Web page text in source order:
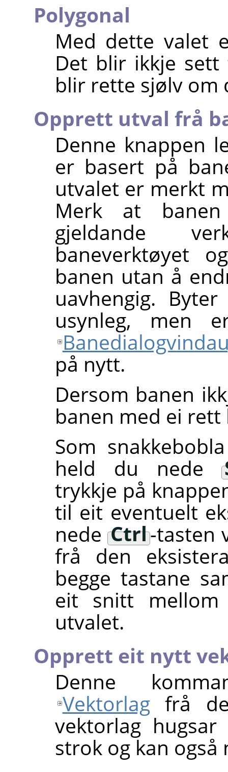
Polygonal
Med dette valet
Det blir ikkje sett
blir rette sjølv om
Opprett utval frå
Denne knappen
er basert på
utvalet er merkt
Merk at
gjeldande
baneverktøyet
banen utan å
uavhengig.
usynleg, men
på nytt.
Dersom banen
banen med ei
Som
held du nede
trykkje på
til eit eventuelt
nedeCtrl-tasten
frå den
begge tastane
eit snitt
utvalet.
Opprett eit nytt
Denne
Vektorlagfrå
vektorlag
strok og kan